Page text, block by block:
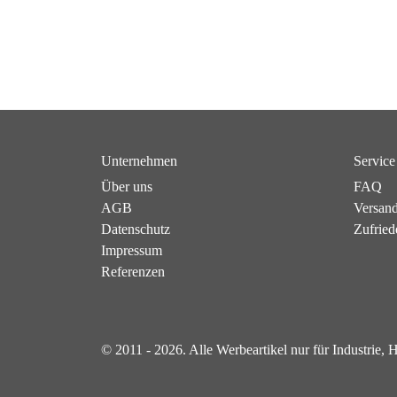
Unternehmen
Über uns
AGB
Datenschutz
Impressum
Referenzen
FAQ
© 2011 - 2026. Alle Werbeartikel nur für Industrie,